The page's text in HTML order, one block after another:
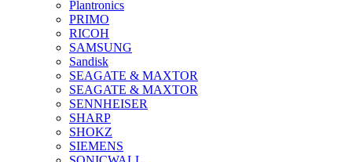
Plantronics
PRIMO
RICOH
SAMSUNG
Sandisk
SEAGATE & MAXTOR
SEAGATE & MAXTOR
SENNHEISER
SHARP
SHOKZ
SIEMENS